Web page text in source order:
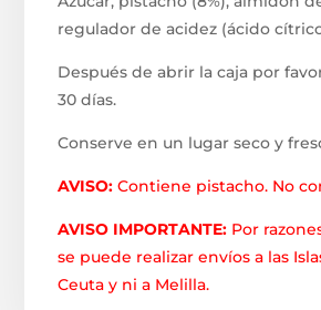
regulador de acidez (ácido
Después de abrir la caja por
30 días.
Conserve en un lugar seco y
AVISO: Contiene pistacho. No
AVISO IMPORTANTE: Por
se puede realizar envíos a las
Ceuta y ni a Melilla.